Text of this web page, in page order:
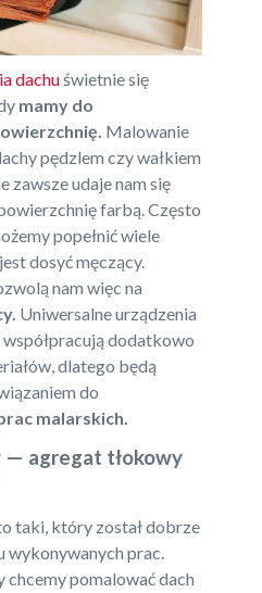
dachuświetnie się
mamy do
Malowanie
pędzlem czy wałkiem
zawsze udaje nam się
farbą. Często
popełnić wiele
dosyć męczący.
nam więc na
Uniwersalne urządzenia
dodatkowo
dlatego będą
do
malarskich.
— agregat tłokowy
taki, który został dobrze
wykonywanych prac.
pomalować dach